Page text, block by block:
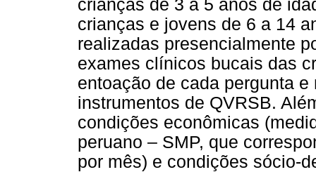
crianças de 3 a 5 anos de
crianças e jovens de 6 a 14
realizadas presencialmente
exames clínicos bucais das
entoação de cada pergunta
instrumentos de QVRSB.
condições econômicas
peruano – SMP, que
por mês) e condições sócio-